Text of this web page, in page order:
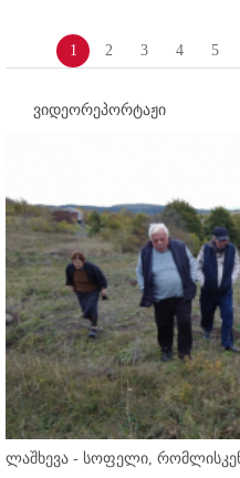
1 2 3 4 5
ვიდეორეპორტაჟი
ლაშხევა - სოფელი,